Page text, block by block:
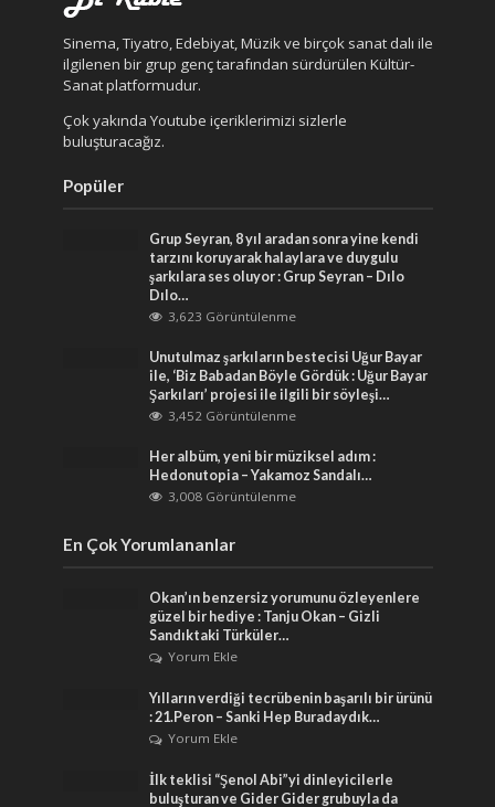
Sinema, Tiyatro, Edebiyat, Müzik ve birçok sanat dalı ile
ilgilenen bir grup genç tarafından sürdürülen Kültür-
Sanat platformudur.
Çok yakında Youtube içeriklerimizi sizlerle
buluşturacağız.
Popüler
Grup Seyran, 8 yıl aradan sonra yine kendi
tarzını koruyarak halaylara ve duygulu
şarkılara ses oluyor : Grup Seyran – Dılo
Dılo…
3,623 Görüntülenme
Unutulmaz şarkıların bestecisi Uğur Bayar
ile, ‘Biz Babadan Böyle Gördük : Uğur Bayar
Şarkıları’ projesi ile ilgili bir söyleşi…
3,452 Görüntülenme
Her albüm, yeni bir müziksel adım :
Hedonutopia – Yakamoz Sandalı…
3,008 Görüntülenme
En Çok Yorumlananlar
Okan’ın benzersiz yorumunu özleyenlere
güzel bir hediye : Tanju Okan – Gizli
Sandıktaki Türküler…
Yorum Ekle
Yılların verdiği tecrübenin başarılı bir ürünü
: 21.Peron – Sanki Hep Buradaydık…
Yorum Ekle
İlk teklisi “Şenol Abi”yi dinleyicilerle
buluşturan ve Gider Gider grubuyla da